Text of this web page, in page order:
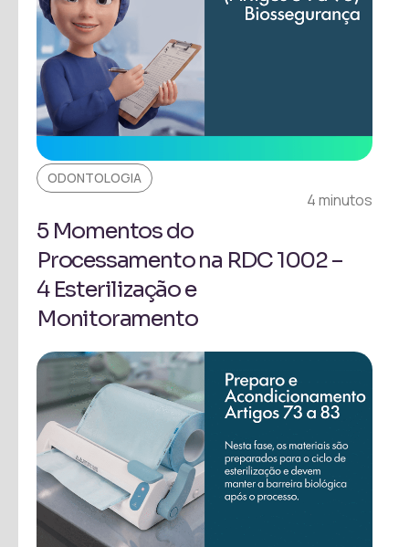
ODONTOLOGIA
4 minutos
5 Momentos do
Processamento na RDC 1002 –
4 Esterilização e
Monitoramento